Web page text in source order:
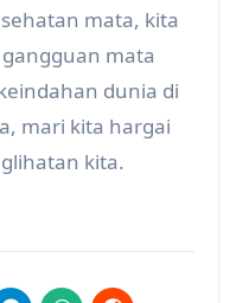
mata, kita
mata
dunia di
mari kita hargai
kita.